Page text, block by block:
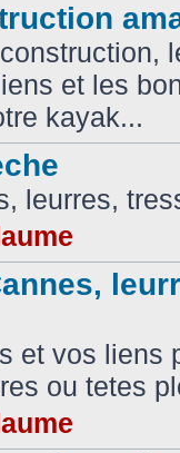
et les
kayak...
leurres,
et vos liens
ou tetes